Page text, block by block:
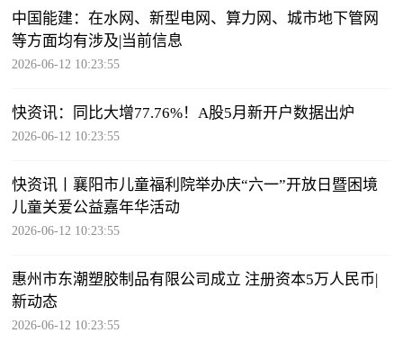
中国能建：在水网、新型电网、算力网、城市地下管网
等方面均有涉及|当前信息
2026-06-12 10:23:55
快资讯：同比大增77.76%！A股5月新开户数据出炉
2026-06-12 10:23:55
快资讯丨​襄阳市儿童福利院举办庆“六一”开放日暨困境
儿童关爱公益嘉年华活动
2026-06-12 10:23:55
惠州市东潮塑胶制品有限公司成立 注册资本5万人民币|
新动态
2026-06-12 10:23:55